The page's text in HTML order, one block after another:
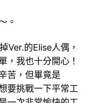
。
Ver.的Elise人偶，
，我也十分開心！
苦，但畢竟是
要挑戰一下平常工